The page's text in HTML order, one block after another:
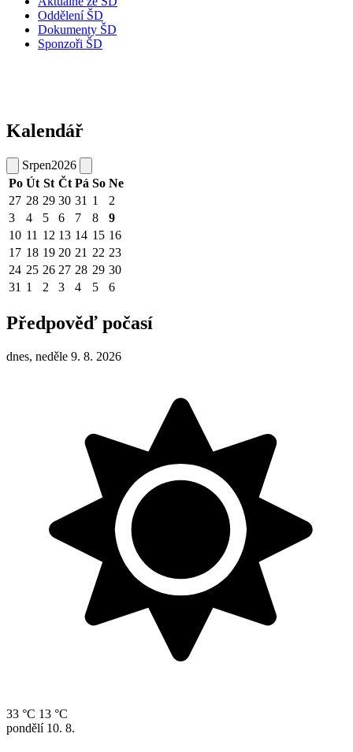
Oddělení ŠD
Dokumenty ŠD
Sponzoři ŠD
Kalendář
Srpen2026
Po Út St Čt Pá So Ne
27 28 29 30 31 1
2
3
4 5 6 7 8
9
10 11 12 13 14 15 16
17 18 19 20 21 22 23
24 25 26 27 28 29 30
31 1 2 3 4 5 6
Předpověď počasí
dnes, neděle 9. 8. 2026
33 °C 13 °C
pondělí 10. 8.